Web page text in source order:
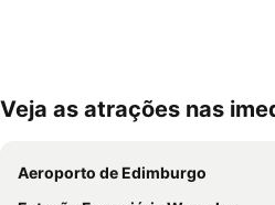
Veja as atrações nas
Aeroporto de Edimburgo